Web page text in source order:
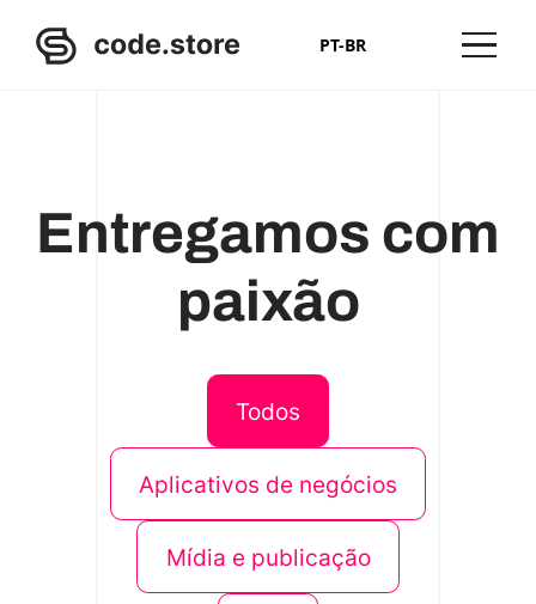
PT-BR
Entregamos com
paixão
Todos
Aplicativos de negócios
Mídia e publicação